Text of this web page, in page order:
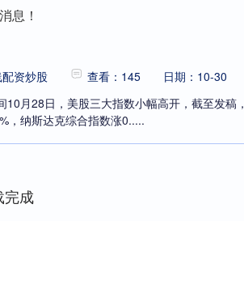
息！
资炒股 查看：145
日期：10-30
月28日，美股三大指数小幅高开，截至发稿，
，纳斯达克综合指数涨0.....
完成
沪深300